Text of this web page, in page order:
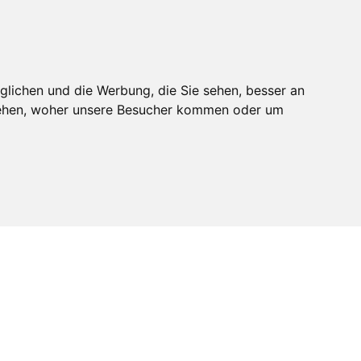
und die Werbung, die Sie sehen, besser an
woher unsere Besucher kommen oder um
ÜBER UNS KONTAKT